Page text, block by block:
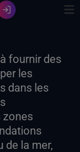
fournir des
les
dans les
zones
de la mer,